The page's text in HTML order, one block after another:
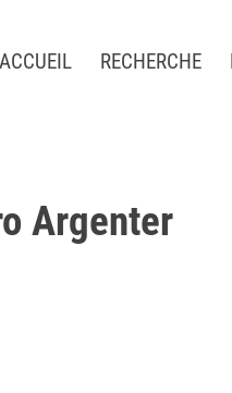
ACCUEIL RECHERCHE
Argenter